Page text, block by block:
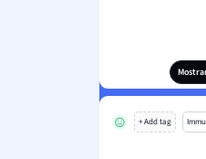
+ Add tag